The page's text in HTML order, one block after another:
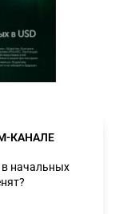
КАНАЛЕ
начальных